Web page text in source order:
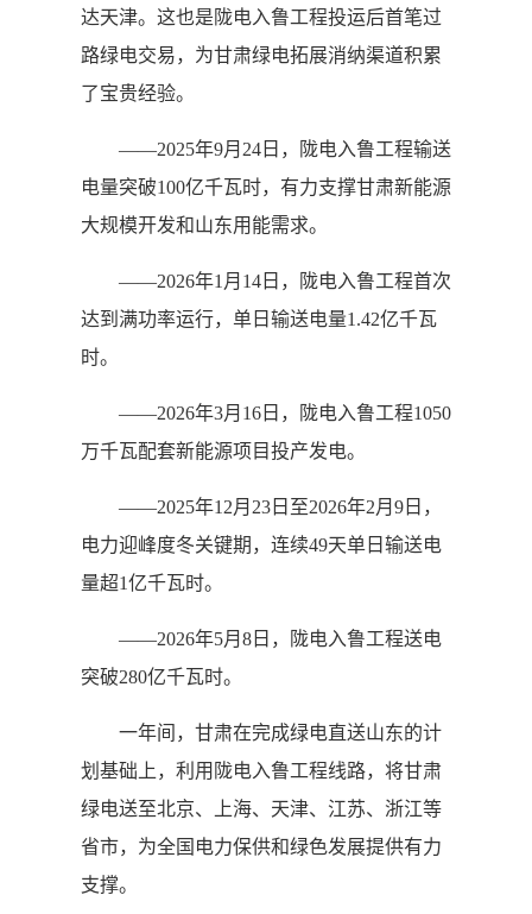
达天津。这也是陇电入鲁工程投运后首笔过
路绿电交易，为甘肃绿电拓展消纳渠道积累
了宝贵经验。
——2025年9月24日，陇电入鲁工程输送
电量突破100亿千瓦时，有力支撑甘肃新能源
大规模开发和山东用能需求。
——2026年1月14日，陇电入鲁工程首次
达到满功率运行，单日输送电量1.42亿千瓦
时。
——2026年3月16日，陇电入鲁工程1050
万千瓦配套新能源项目投产发电。
——2025年12月23日至2026年2月9日，
电力迎峰度冬关键期，连续49天单日输送电
量超1亿千瓦时。
——2026年5月8日，陇电入鲁工程送电
突破280亿千瓦时。
一年间，甘肃在完成绿电直送山东的计
划基础上，利用陇电入鲁工程线路，将甘肃
绿电送至北京、上海、天津、江苏、浙江等
省市，为全国电力保供和绿色发展提供有力
支撑。